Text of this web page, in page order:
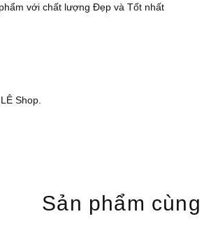
với chất lượng Đẹp và Tốt nhất
Shop.
Sản phẩm